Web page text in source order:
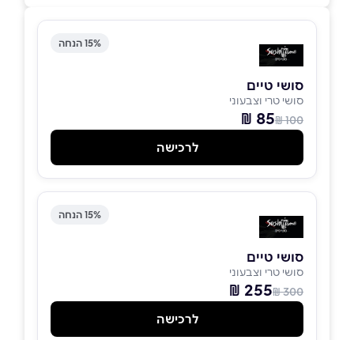
15% הנחה
סושי טיים
סושי טרי וצבעוני
100 ₪
85 ₪
לרכישה
15% הנחה
סושי טיים
סושי טרי וצבעוני
300 ₪
255 ₪
לרכישה